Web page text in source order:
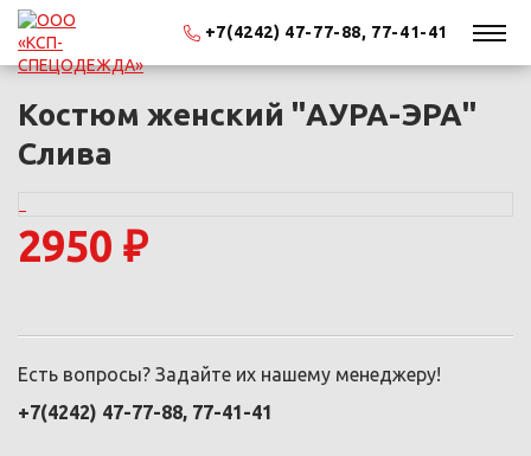
+7(4242) 47-77-88, 77-41-41
Костюм женский "АУРА-ЭРА"
Слива
2950 ₽
Есть вопросы? Задайте их нашему менеджеру!
+7(4242) 47-77-88, 77-41-41